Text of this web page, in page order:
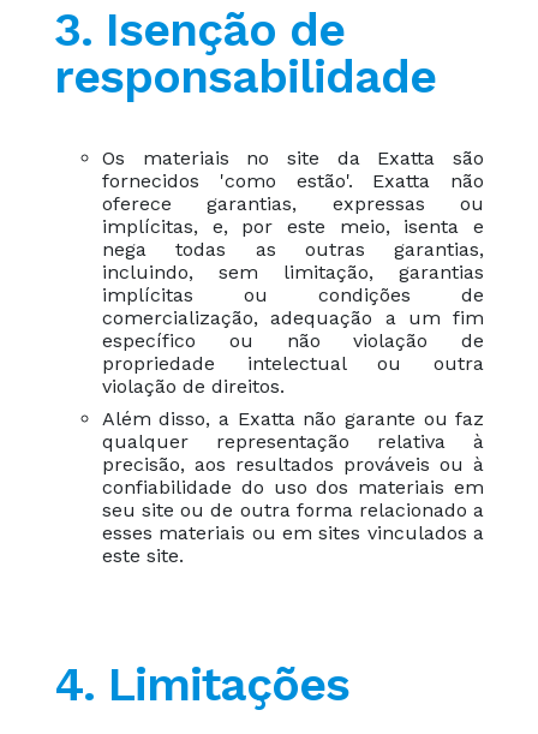
3. Isenção de
responsabilidade
Os materiais no site da Exatta são
fornecidos 'como estão'. Exatta não
oferece garantias, expressas ou
implícitas, e, por este meio, isenta e
nega todas as outras garantias,
incluindo, sem limitação, garantias
implícitas ou condições de
comercialização, adequação a um fim
específico ou não violação de
propriedade intelectual ou outra
violação de direitos.
Além disso, a Exatta não garante ou faz
qualquer representação relativa à
precisão, aos resultados prováveis ​​ou à
confiabilidade do uso dos materiais em
seu site ou de outra forma relacionado a
esses materiais ou em sites vinculados a
este site.
4. Limitações